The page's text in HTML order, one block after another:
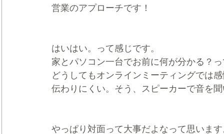
営業のアプローチです！
はいはい。って感じです。
家とパソコン一台でお前に何が分かる？
どうしてもオンラインミーティングでは
伝わりにくい。そう、スピーカーで音を
やっぱり対面って大事だよなって思いま